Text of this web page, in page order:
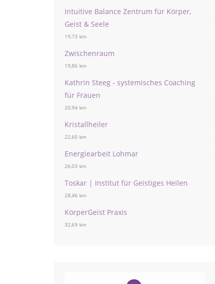
Intuitive Balance Zentrum für Körper,
Geist & Seele
19,73 km
Zwischenraum
19,86 km
Kathrin Steeg - systemisches Coaching
für Frauen
20,94 km
Kristallheiler
22,60 km
Energiearbeit Lohmar
26,03 km
Toskar | Institut für Geistiges Heilen
28,46 km
KörperGeist Praxis
32,69 km